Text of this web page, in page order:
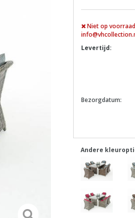
Niet op
Levertijd:
Bezorgdatum:
Andere